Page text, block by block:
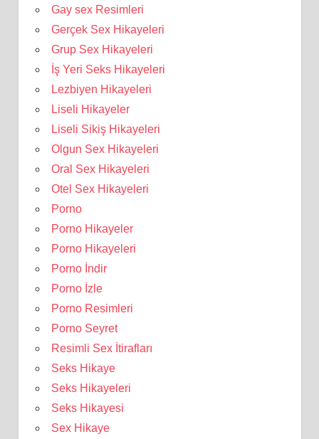
Gay sex Resimleri
Gerçek Sex Hikayeleri
Grup Sex Hikayeleri
İş Yeri Seks Hikayeleri
Lezbiyen Hikayeleri
Liseli Hikayeler
Liseli Sikiş Hikayeleri
Olgun Sex Hikayeleri
Oral Sex Hikayeleri
Otel Sex Hikayeleri
Porno
Porno Hikayeler
Porno Hikayeleri
Porno İndir
Porno İzle
Porno Resimleri
Porno Seyret
Resimli Sex İtirafları
Seks Hikaye
Seks Hikayeleri
Seks Hikayesi
Sex Hikaye